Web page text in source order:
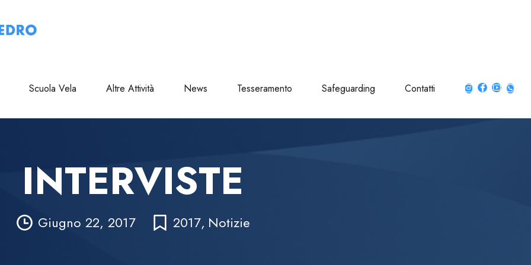
Scuola Vela Altre Attività News Tesseramento Safeguarding Contatti
INTERVISTE
Giugno 22, 2017 2017, Notizie